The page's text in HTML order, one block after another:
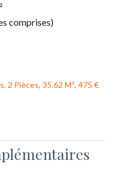
comprises)
2 Pièces, 35.62 M², 475 €